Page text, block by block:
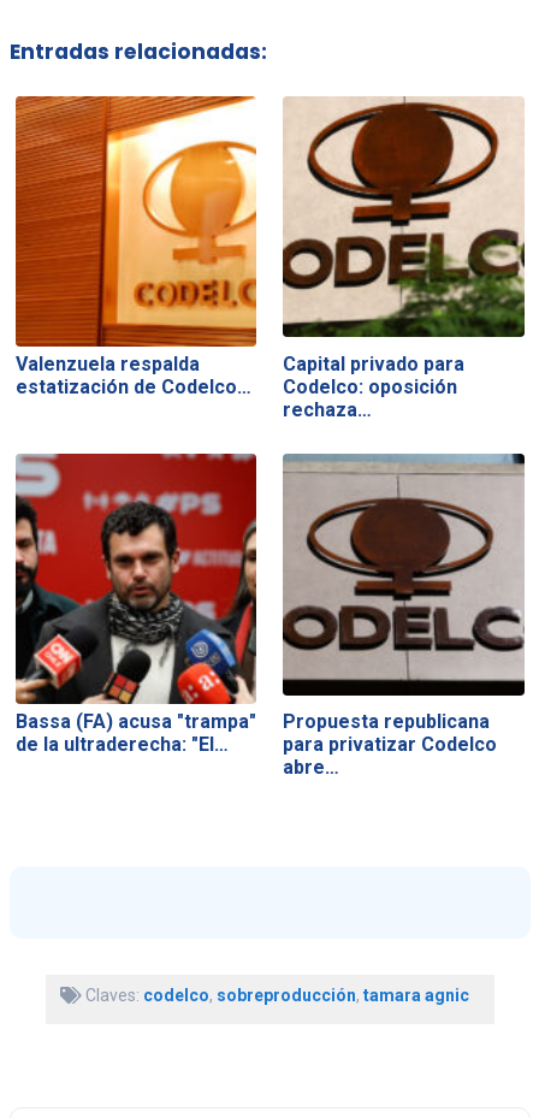
Entradas relacionadas:
Valenzuela respalda
estatización de Codelco…
Capital privado para
Codelco: oposición
rechaza…
Bassa (FA) acusa "trampa"
de la ultraderecha: "El…
Propuesta republicana
para privatizar Codelco
abre…
Claves: codelco, sobreproducción, tamara agnic